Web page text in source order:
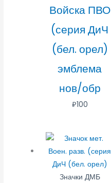
Войска ПВО
(серия ДиЧ
(бел. орел)
эмблема
нов/обр
₽100
Значки ДМБ